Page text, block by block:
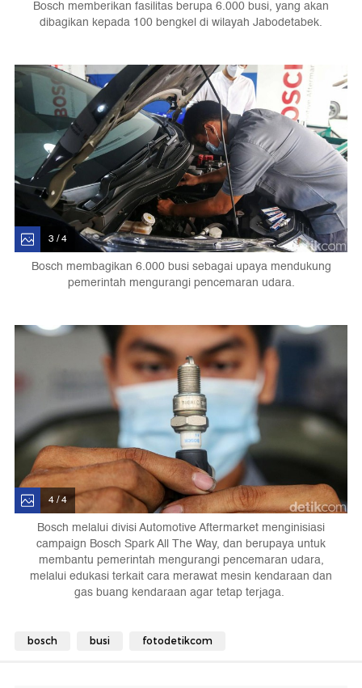
Bosch memberikan fasilitas berupa 6.000 busi, yang akan
dibagikan kepada 100 bengkel di wilayah Jabodetabek.
3 / 4
Bosch membagikan 6.000 busi sebagai upaya mendukung
pemerintah mengurangi pencemaran udara.
4 / 4
Bosch melalui divisi Automotive Aftermarket menginisiasi
campaign Bosch Spark All The Way, dan berupaya untuk
membantu pemerintah mengurangi pencemaran udara,
melalui edukasi terkait cara merawat mesin kendaraan dan
gas buang kendaraan agar tetap terjaga.
bosch busi fotodetikcom